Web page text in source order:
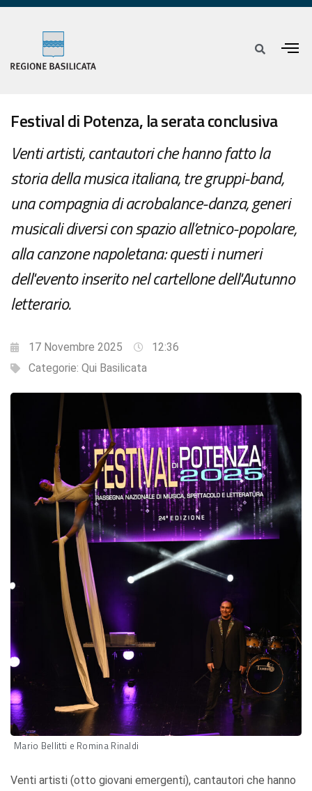
Festival di Potenza, la serata conclusiva
Venti artisti, cantautori che hanno fatto la
storia della musica italiana, tre gruppi-band,
una compagnia di acrobalance-danza, generi
musicali diversi con spazio all’etnico-popolare,
alla canzone napoletana: questi i numeri
dell'evento inserito nel cartellone dell'Autunno
letterario.
17 Novembre 2025
12:36
Categorie: Qui Basilicata
Mario Bellitti e Romina Rinaldi
Venti artisti (otto giovani emergenti), cantautori che hanno